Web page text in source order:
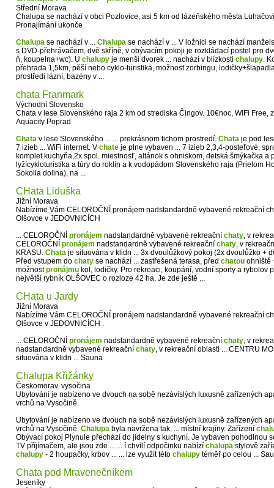
Střední Morava
Chalupa se nachází v obci Pozlovice, asi 5 km od lázeňského města
Pronajímání ukonče
Chalupa se nachází v ... Chalupa se nachází v ... V ložnici se nachází
s DVD-přehrávačem, dvě skříně, v obývacím pokoji je rozkládací postel pro
ň, koupelna+wc). U chalupy je menší dvorek ... nachází v blízkosti chalupy.
přehrada 1,5km, pěší nebo cyklo-turistika, možnost zorbingu,
prostředí lázní, bazény v ...
chata Franmark
Východní Slovensko
Chata v lese Slovenského raja 2 km od strediska Čingov. 10€noc, WiFi Free,
Aquacity Poprad
Chata v lese Slovenského ... ... prekrásnom tichom prostredí. Chata je pod
7 izieb ... WiFi internet. V chate je plne vybaven ... 7 izieb 2,3,4-posteľové,
komplet kuchyňa,2x spol. miestnosť, altánok s ohniskom, detská šmýkačka a
lyžícykloturistika a túry do roklín a k vodopádom Slovenského raja (Prielom
Sokolia dolina), na ...
CHata Liduška
Jižní Morava
Nabízíme Vám CELOROČNÍ pronájem nadstandardně vybavené rekreační
Olšovce v JEDOVNICÍCH
... CELOROČNÍ pronájem nadstandardně vybavené rekreační chaty, v
CELOROČNÍ pronájem nadstandardně vybavené rekreační chaty, v
KRASU. Chata je situována v klidn ... 3x dvoulůžkový pokoj (2x dvoulůžko +
Před vstupem do chaty se nachází ... zastřešená terasa, před chatou ohniště
možnostpronájmu kol, lodičky. Pro rekreaci, koupání, vodní sporty a rybolov
největší rybník OLŠOVEC o rozloze 42 ha. Je zde ještě ...
CHata u Jardy
Jižní Morava
Nabízíme Vám CELOROČNÍ pronájem nadstandardně vybavené rekreační
Olšovce v JEDOVNICÍCH .
... CELOROČNÍ pronájem nadstandardně vybavené rekreační chaty, v
nadstandardně vybavené rekreační chaty, v rekreační oblasti ... CENTRU
situována v klidn ... Sauna
Chalupa Křižánky
Českomorav. vysočina
Ubytování je nabízeno ve dvouch na sobě nezávislých luxusně zařízených
vrchů na Vysočině.
Ubytování je nabízeno ve dvouch na sobě nezávislých luxusně zařízených
vrchů na Vysočině. Chalupa byla navržena tak, ... místní krajiny. Zařízení
Obývací pokoj Plynule přechází do jídelny s kuchyní. Je vybaven pohodlnou
TV příjímačem, ale jsou zde ... ... í chvílí odpočinku nabízí chalupa stylově
chalupy - 2 houpačky, krbov ... ... lze využít této chalupy téměř po celou ...
Chata pod Mravenečníkem
Jeseníky